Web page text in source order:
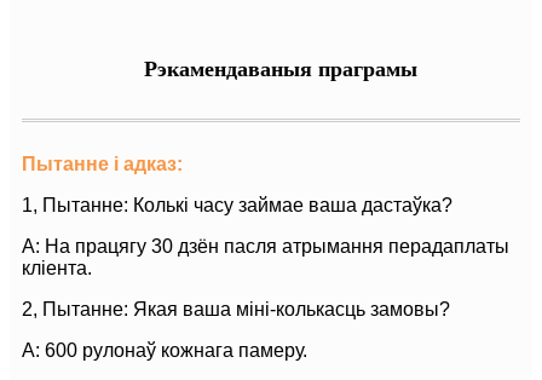
Рэкамендаваныя праграмы
Пытанне і адказ:
1, Пытанне: Колькі часу займае ваша дастаўка?
A: На працягу 30 дзён пасля атрымання перадаплаты
кліента.
2, Пытанне: Якая ваша міні-колькасць замовы?
A: 600 рулонаў кожнага памеру.